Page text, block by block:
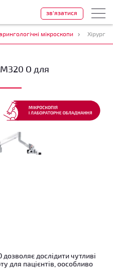
зв'язатися
мікроскопи
O для
дослідити чутливі
для пацієнтів, оособливо